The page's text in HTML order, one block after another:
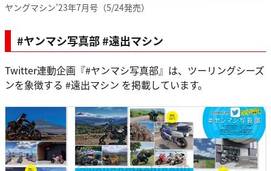
ヤングマシン’23年7月号（5/24発売）
#ヤンマシ写真部 #遠出マシン
Twitter連動企画『#ヤンマシ写真部』は、ツーリングシーズ
ンを象徴する #遠出マシン を掲載しています。